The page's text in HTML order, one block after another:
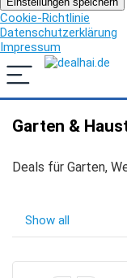
Cookie-Richtlinie
Datenschutzerklärung
Impressum
Garten &
Deals für Garten,
Show all